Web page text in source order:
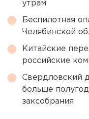
утрам
Беспилотная
Челябинской
Китайские
российские
Свердловский
больше
заксобрания